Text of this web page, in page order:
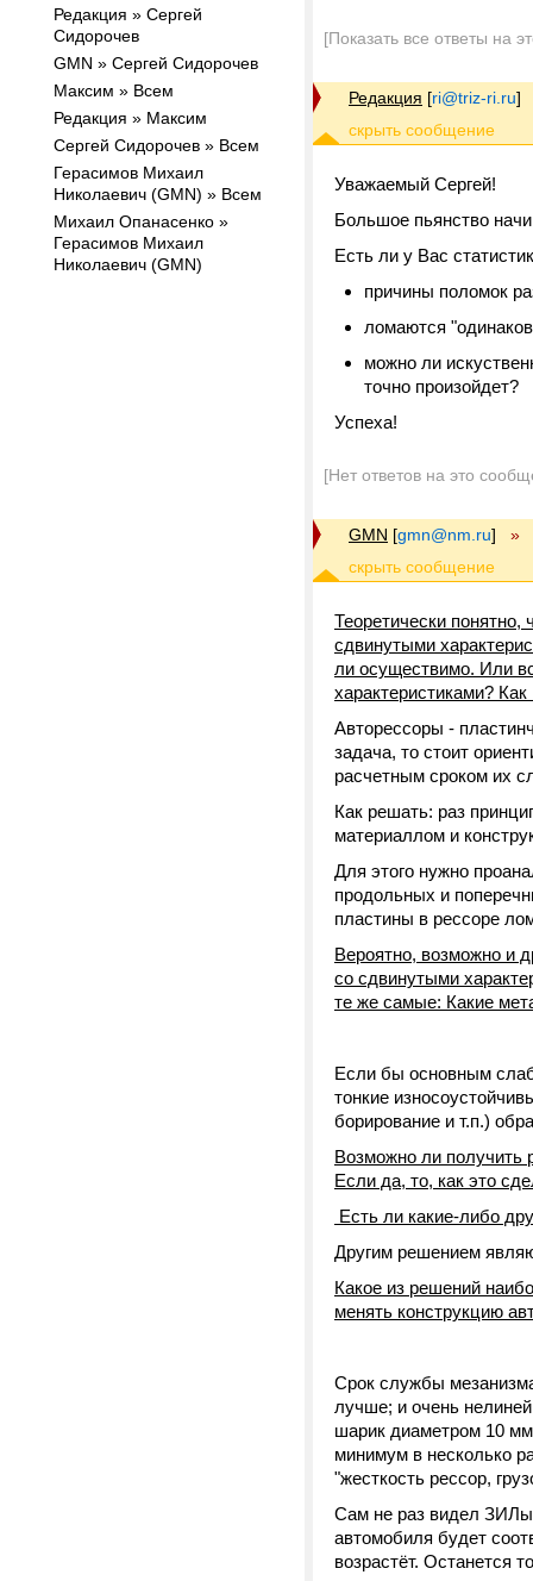
Редакция » Сергей
Сидорочев
GMN » Сергей Сидорочев
Максим » Всем
Редакция » Максим
Сергей Сидорочев » Всем
Герасимов Михаил
Николаевич (GMN) » Всем
Михаил Опанасенко »
Герасимов Михаил
Николаевич (GMN)
[Показать все ответы на
Редакция [ri@triz-ri.ru]
Уважаемый Сергей!
Большое пьянство
Есть ли у Вас
причины поломок
ломаются
можно ли
точно произойдет?
Успеха!
[Нет ответов на это
GMN [gmn@nm.ru] »
Теоретически понятно,
сдвинутыми
ли осуществимо. Или
характеристиками?
Авторессоры -
задача, то стоит
расчетным сроком их
Как решать: раз
материаллом и
Для этого нужно
продольных и
пластины в рессоре
Вероятно, возможно и
со сдвинутыми
те же самые: Какие
Если бы основным
тонкие
борирование и т.п.)
Возможно ли получить
Если да, то, как это
Есть ли какие-либо
Другим решением
Какое из решений
менять конструкцию
Срок службы
лучше; и очень
шарик диаметром 10
минимум в несколько
"жесткость рессор,
Сам не раз видел ЗИЛы
автомобиля будет
возрастёт. Останется